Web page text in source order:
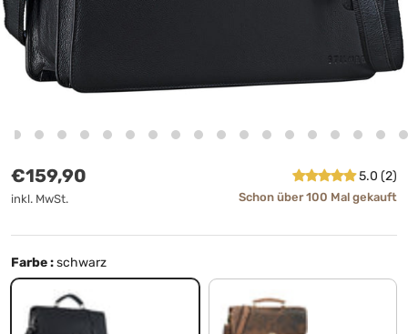
Normaler Preis
€159,90
inkl. MwSt.
5.0 (2)
Schon über 100 Mal gekauft
Farbe :schwarz